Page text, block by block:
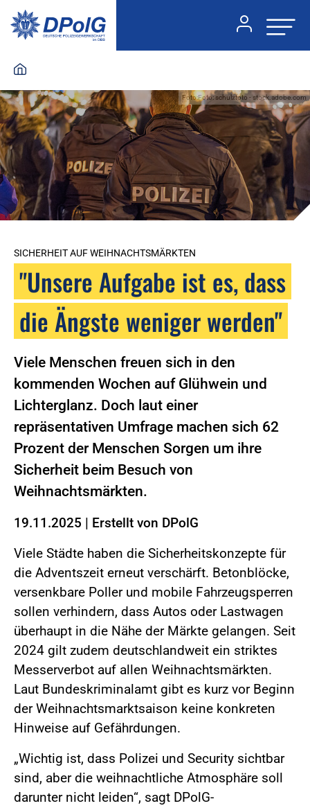
Foto:Foto: schulzfoto - stock.adobe.com
SICHERHEIT AUF WEIHNACHTSMÄRKTEN
"Unsere Aufgabe ist es, dass
die Ängste weniger werden"
Viele Menschen freuen sich in den
kommenden Wochen auf Glühwein und
Lichterglanz. Doch laut einer
repräsentativen Umfrage machen sich 62
Prozent der Menschen Sorgen um ihre
Sicherheit beim Besuch von
Weihnachtsmärkten.
19.11.2025 | Erstellt von DPolG
Viele Städte haben die Sicherheitskonzepte für
die Adventszeit erneut verschärft. Betonblöcke,
versenkbare Poller und mobile Fahrzeugsperren
sollen verhindern, dass Autos oder Lastwagen
überhaupt in die Nähe der Märkte gelangen. Seit
2024 gilt zudem deutschlandweit ein striktes
Messerverbot auf allen Weihnachtsmärkten.
Laut Bundeskriminalamt gibt es kurz vor Beginn
der Weihnachtsmarktsaison keine konkreten
Hinweise auf Gefährdungen.
„Wichtig ist, dass Polizei und Security sichtbar
sind, aber die weihnachtliche Atmosphäre soll
darunter nicht leiden“, sagt DPolG-